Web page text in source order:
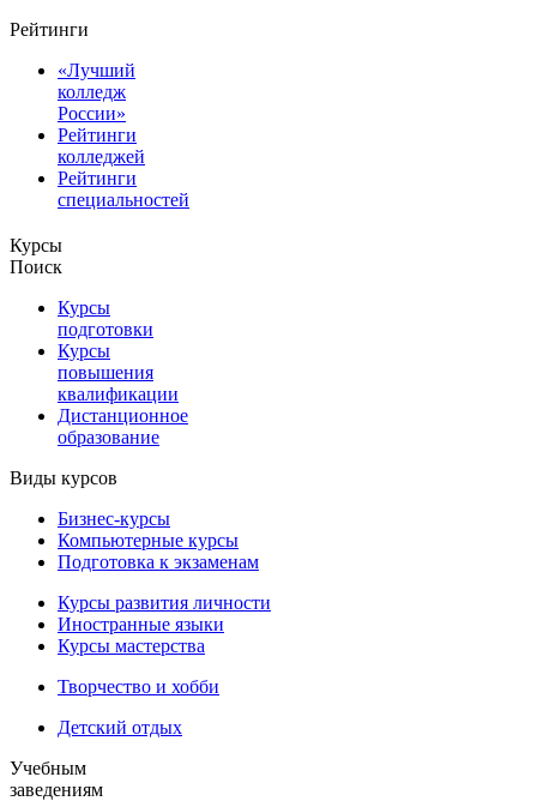
Рейтинги
«Лучший
колледж
России»
Рейтинги
колледжей
Рейтинги
специальностей
Курсы
Поиск
Курсы
подготовки
Курсы
повышения
квалификации
Дистанционное
образование
Виды курсов
Бизнес-курсы
Компьютерные курсы
Подготовка к экзаменам
Курсы развития личности
Иностранные языки
Курсы мастерства
Творчество и хобби
Детский отдых
Учебным
заведениям